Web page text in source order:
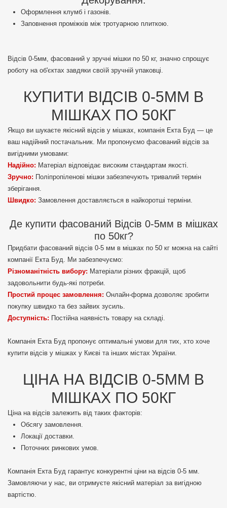
Оформлення клумб і газонів.
Заповнення проміжків між тротуарною плиткою.
Відсів 0-5мм, фасований у зручні мішки по 50 кг, значно спрощує
роботу на об'єктах завдяки своїй зручній упаковці.
КУПИТИ ВІДСІВ 0-5ММ В
МІШКАХ ПО 50КГ
Якщо ви шукаєте якісний відсів у мішках, компанія Екта Буд — це
ваш надійний постачальник. Ми пропонуємо фасований відсів за
вигідними умовами:
Надійно: Матеріал відповідає високим стандартам якості.
Зручно: Поліпропіленові мішки забезпечують тривалий термін
зберігання.
Швидко: Замовлення доставляється в найкоротші терміни.
Де купити фасований Відсів 0-5мм в мішках
по 50кг?
Придбати фасований відсів 0-5 мм в мішках по 50 кг можна на сайті
компанії Екта Буд. Ми забезпечуємо:
Різноманітність вибору: Матеріали різних фракцій, щоб
задовольнити будь-які потреби.
Простий процес замовлення: Онлайн-форма дозволяє зробити
покупку швидко та без зайвих зусиль.
Доступність: Постійна наявність товару на складі.
Компанія Екта Буд пропонує оптимальні умови для тих, хто хоче
купити відсів у мішках у Києві та інших містах України.
ЦІНА НА ВІДСІВ 0-5ММ В
МІШКАХ ПО 50КГ
Ціна на відсів залежить від таких факторів:
Обсягу замовлення.
Локації доставки.
Поточних ринкових умов.
Компанія Екта Буд гарантує конкурентні ціни на відсів 0-5 мм.
Замовляючи у нас, ви отримуєте якісний матеріал за вигідною
вартістю.